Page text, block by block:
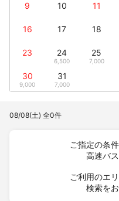
9 10 11
16 17 18
23 24
6,500
25
7,000
30
9,000
31
7,000
08/08(土) 全0件
ご指定の条
高速バ
ご利用のエ
検索を